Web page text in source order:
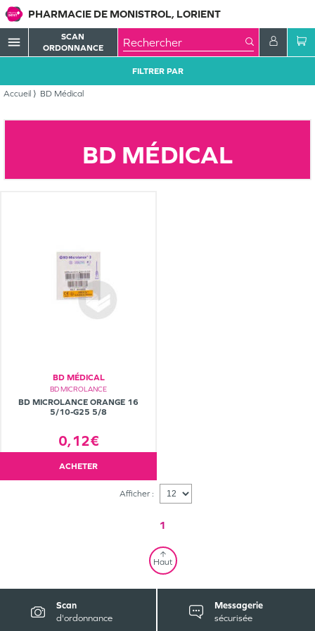
PHARMACIE DE MONISTROL, LORIENT
menu
SCAN
ORDONNANCE
Accueil BD Médical
FILTRER PAR
BD MÉDICAL
BD MÉDICAL
BD MICROLANCE
BD MICROLANCE ORANGE 16
5/10-G25 5/8
0,12€
ACHETER
Afficher :
1
Haut
Scan
d'ordonnance
Messagerie
sécurisée